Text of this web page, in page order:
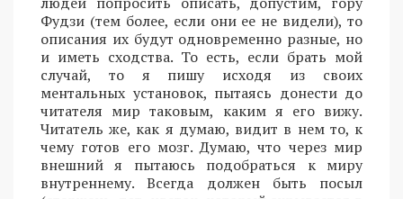
Фудзи (тем более, если они ее не видели), то
описания их будут одновременно разные, но
и иметь сходства. То есть, если брать мой
случай, то я пишу исходя из своих
ментальных установок, пытаясь донести до
читателя мир таковым, каким я его вижу.
Читатель же, как я думаю, видит в нем то, к
чему готов его мозг. Думаю, что через мир
внешний я пытаюсь подобраться к миру
внутреннему. Всегда должен быть посыл